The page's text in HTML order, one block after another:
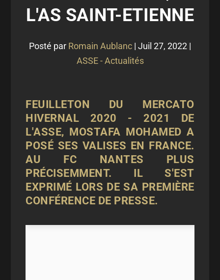
L'AS SAINT-ETIENNE
Posté par Romain Aublanc | Juil 27, 2022 |
ASSE - Actualités
FEUILLETON DU MERCATO
HIVERNAL 2020 - 2021 DE
L'ASSE, MOSTAFA MOHAMED A
POSÉ SES VALISES EN FRANCE.
AU FC NANTES PLUS
PRÉCISEMMENT. IL S'EST
EXPRIMÉ LORS DE SA PREMIÈRE
CONFÉRENCE DE PRESSE.